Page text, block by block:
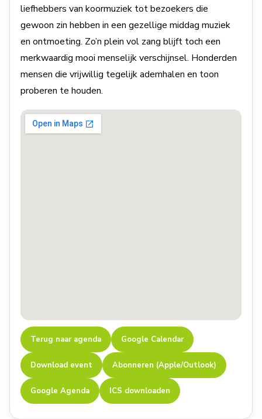
liefhebbers van koormuziek tot bezoekers die
gewoon zin hebben in een gezellige middag muziek
en ontmoeting. Zo’n plein vol zang blijft toch een
merkwaardig mooi menselijk verschijnsel. Honderden
mensen die vrijwillig tegelijk ademhalen en toon
proberen te houden.
Terug naar agenda Google Calendar
Download event Abonneren (Apple/Outlook)
Google Agenda ICS downloaden